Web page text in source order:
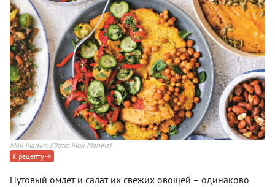
Мой Магнит(Фото: Мой Магнит)
К рецепту
Нутовый омлет и салат их свежих овощей – одинаково